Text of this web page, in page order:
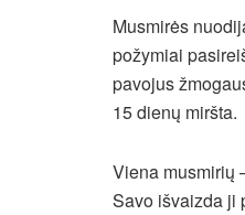
Musmirės
požymiai
pavojus
15 dienų miršta.
Viena musmirių
Savo išvaizda ji